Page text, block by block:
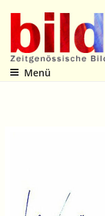
Inhalt
springen
Zeitgenössische Bild-
Menü